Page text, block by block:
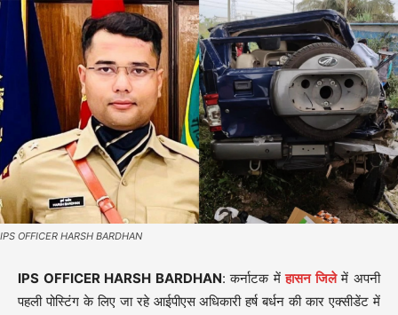
IPS OFFICER HARSH BARDHAN
IPS OFFICER HARSH BARDHAN: कर्नाटक मेंहासन जिलेमें अपनी
पहली पोस्टिंग के लिए जा रहे आईपीएस अधिकारी हर्ष बर्धन की कार एक्सीडेंट में